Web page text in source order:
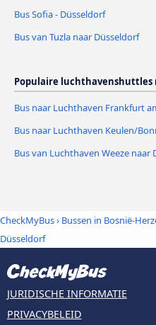
Bus Sofia - Düsseldorf
Bus van Tuzla naar Düsseldorf
Populaire luchthavenshuttles
Bus naar Luchthaven Frankfurt
Bus naar Luchthaven Keulen/
Bus van Luchthaven Weeze naar
CheckMyBus› Bussen in Bosnië-
Düsseldorf
JURIDISCHE INFORMATIE
PRIVACYBELEID